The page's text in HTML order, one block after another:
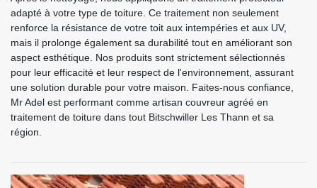
adapté à votre type de toiture. Ce traitement non seulement
renforce la résistance de votre toit aux intempéries et aux UV,
mais il prolonge également sa durabilité tout en améliorant son
aspect esthétique. Nos produits sont strictement sélectionnés
pour leur efficacité et leur respect de l'environnement, assurant
une solution durable pour votre maison. Faites-nous confiance,
Mr Adel est performant comme artisan couvreur agréé en
traitement de toiture dans tout Bitschwiller Les Thann et sa
région.